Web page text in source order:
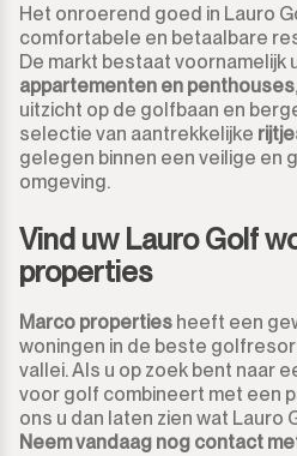
Het onroerend goed in Lauro
comfortabele en betaalbare
De markt bestaat voornamelijk
appartementen en penthouses
uitzicht op de golfbaan en
selectie van aantrekkelijke
gelegen binnen een veilige en
omgeving.
Vind uw Lauro Golf
properties
Marco properties heeft een
woningen in de beste
vallei. Als u op zoek bent naar
voor golf combineert met een
ons u dan laten zien wat Lauro
Neem vandaag nog contact